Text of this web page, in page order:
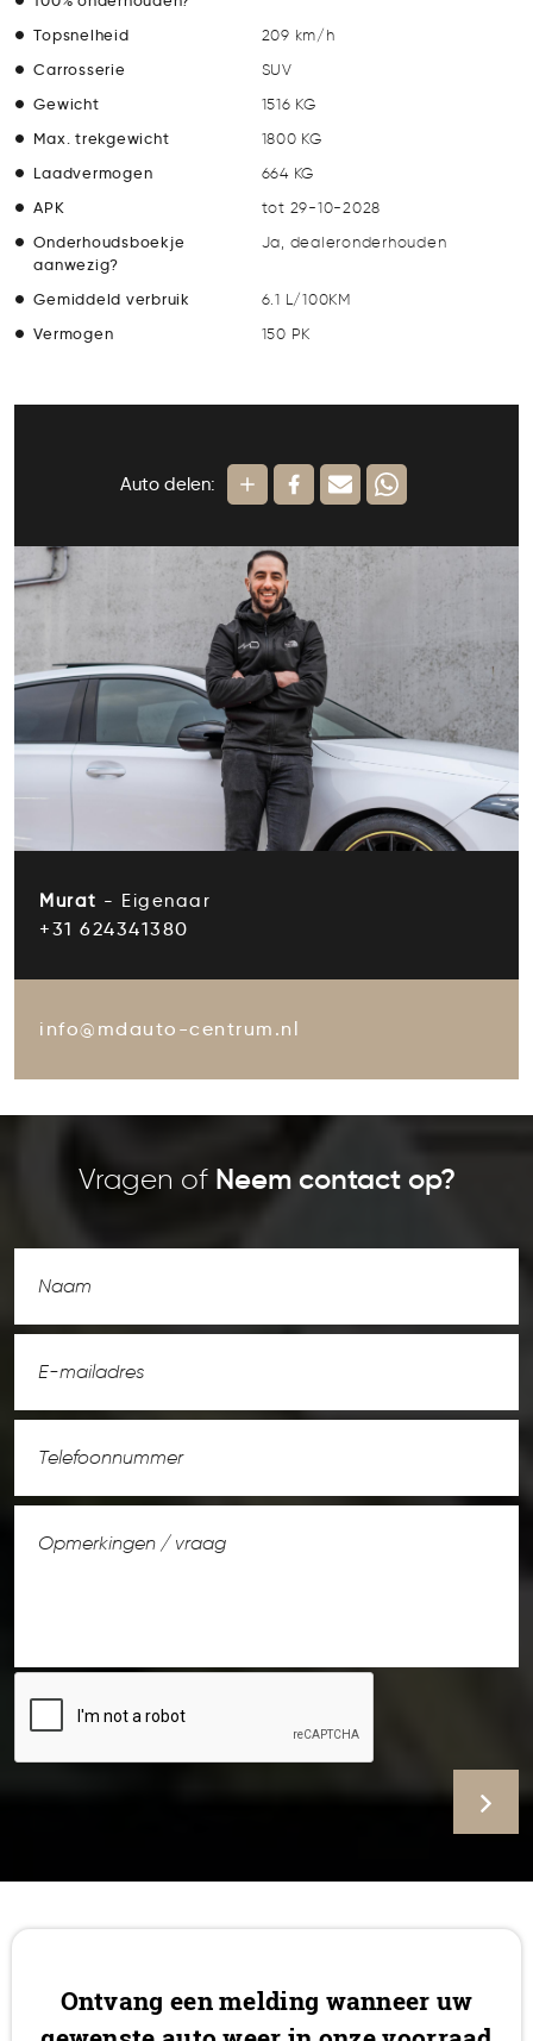
Topsnelheid
209 km/h
Carrosserie SUV
Gewicht 1516 KG
Max. trekgewicht 1800 KG
Laadvermogen 664 KG
APK tot 29-10-2028
Onderhoudsboekje
aanwezig?
Ja, dealeronderhouden
Gemiddeld verbruik 6.1 L/100KM
Vermogen 150 PK
Auto delen:
Murat - Eigenaar
+31 624341380
info@mdauto-centrum.nl
Vragen of Neem contact op?
Ontvang een melding wanneer uw